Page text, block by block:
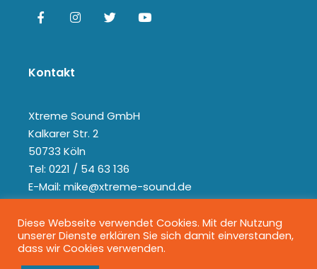
Kontakt
Xtreme Sound GmbH
Kalkarer Str. 2
50733 Köln
Tel: 0221 / 54 63 136
E-Mail: mike@xtreme-sound.de
Diese Webseite verwendet Cookies. Mit der Nutzung
unserer Dienste erklären Sie sich damit einverstanden,
dass wir Cookies verwenden.